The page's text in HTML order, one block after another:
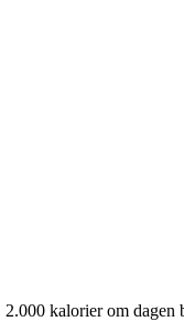
kalorier om dagen